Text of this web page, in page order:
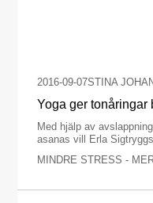
2016-09-07STINA
Yoga ger tonåringar
Med hjälp av
asanas vill Erla
MINDRE STRESS -